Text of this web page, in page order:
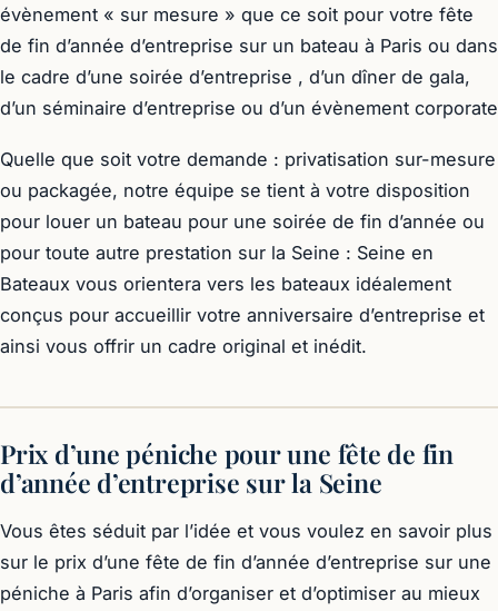
évènement « sur mesure » que ce soit pour votre fête
de fin d’année d’entreprise sur un bateau à Paris ou dans
le cadre d’une soirée d’entreprise , d’un dîner de gala,
d’un séminaire d’entreprise ou d’un évènement corporate
Quelle que soit votre demande : privatisation sur-mesure
ou packagée, notre équipe se tient à votre disposition
pour louer un bateau pour une soirée de fin d’année ou
pour toute autre prestation sur la Seine : Seine en
Bateaux vous orientera vers les bateaux idéalement
conçus pour accueillir votre anniversaire d’entreprise et
ainsi vous offrir un cadre original et inédit.
Prix d’une péniche pour une fête de fin
d’année d’entreprise sur la Seine
Vous êtes séduit par l’idée et vous voulez en savoir plus
sur le prix d’une fête de fin d’année d’entreprise sur une
péniche à Paris afin d’organiser et d’optimiser au mieux